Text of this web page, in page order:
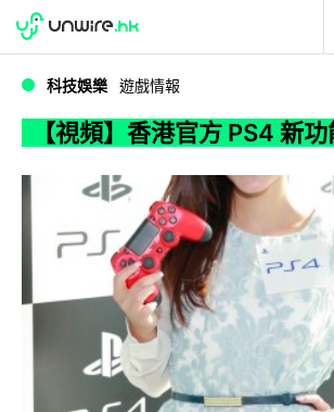
【視頻】香港官方 PS4 新功
WWDC 2026
科技娛樂 遊戲情報
【視頻】香港官方 PS4 新